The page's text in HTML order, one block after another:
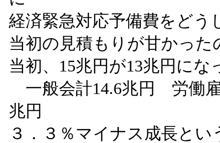
経済緊急対応予備費をど
当初の見積もりが甘かった
当初、15兆円が13兆円に
一般会計14.6兆円 労働
兆円
３．３％マイナス成長と